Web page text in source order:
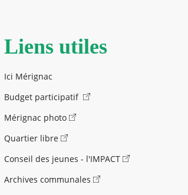
Liens utiles
Ici Mérignac
Budget participatif
Mérignac photo
Quartier libre
Conseil des jeunes - l'IMPACT
Archives communales